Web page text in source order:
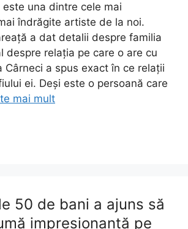
este una dintre cele mai
îndrăgite artiste de la noi.
a dat detalii despre familia
despre relația pe care o are cu
Cârneci a spus exact în ce relații
ei. Deși este o persoană care
mai mult
50 de bani a ajuns să
impresionantă pe